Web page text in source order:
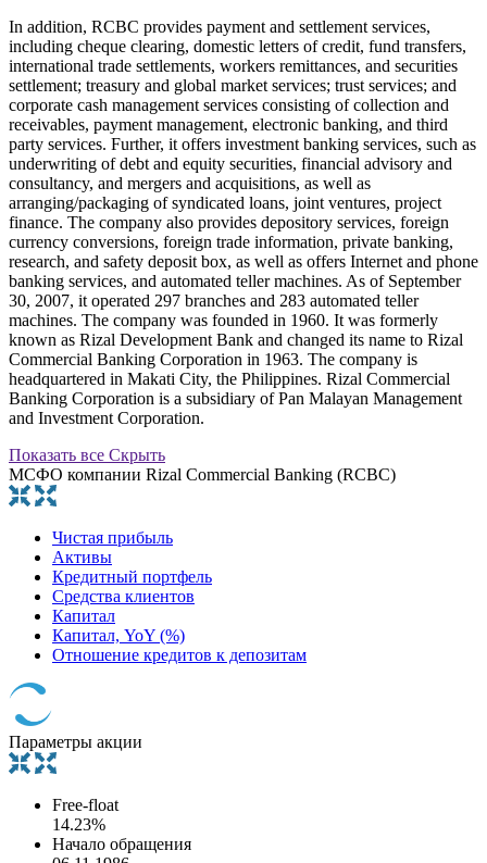
In addition, RCBC provides payment and settlement services,
including cheque clearing, domestic letters of credit, fund transfers,
international trade settlements, workers remittances, and securities
settlement; treasury and global market services; trust services; and
corporate cash management services consisting of collection and
receivables, payment management, electronic banking, and third
party services. Further, it offers investment banking services, such as
underwriting of debt and equity securities, financial advisory and
consultancy, and mergers and acquisitions, as well as
arranging/packaging of syndicated loans, joint ventures, project
finance. The company also provides depository services, foreign
currency conversions, foreign trade information, private banking,
research, and safety deposit box, as well as offers Internet and phone
banking services, and automated teller machines. As of September
30, 2007, it operated 297 branches and 283 automated teller
machines. The company was founded in 1960. It was formerly
known as Rizal Development Bank and changed its name to Rizal
Commercial Banking Corporation in 1963. The company is
headquartered in Makati City, the Philippines. Rizal Commercial
Banking Corporation is a subsidiary of Pan Malayan Management
and Investment Corporation.
Показать все Скрыть
МСФО компании Rizal Commercial Banking (RCBC)
Чистая прибыль
Активы
Кредитный портфель
Средства клиентов
Капитал
Капитал, YoY (%)
Отношение кредитов к депозитам
Параметры акции
Free-float
14.23%
Начало обращения